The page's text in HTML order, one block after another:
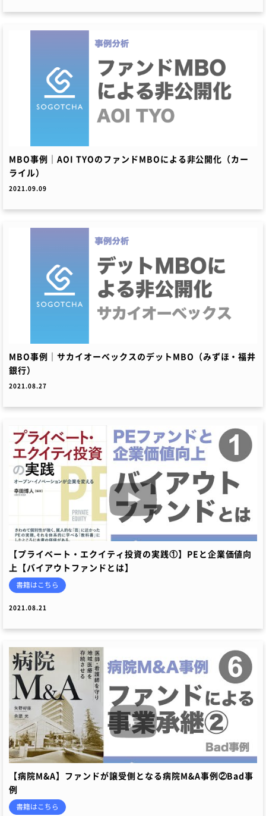
MBO事例｜AOI TYOのファンドMBOによる非公開化（カー
ライル）
2021.09.09
MBO事例｜サカイオーベックスのデットMBO（みずほ・福井
銀行）
2021.08.27
【プライベート・エクイティ投資の実践①】PEと企業価値向
上【バイアウトファンドとは】
書籍はこちら
2021.08.21
【病院M&A】ファンドが譲受側となる病院M&A事例②Bad事
例
書籍はこちら